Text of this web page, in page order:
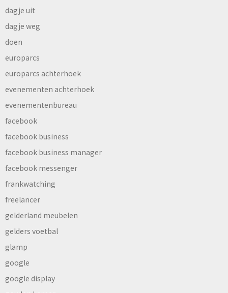
dagje uit
dagje weg
doen
europarcs
europarcs achterhoek
evenementen achterhoek
evenementenbureau
facebook
facebook business
facebook business manager
facebook messenger
frankwatching
freelancer
gelderland meubelen
gelders voetbal
glamp
google
google display